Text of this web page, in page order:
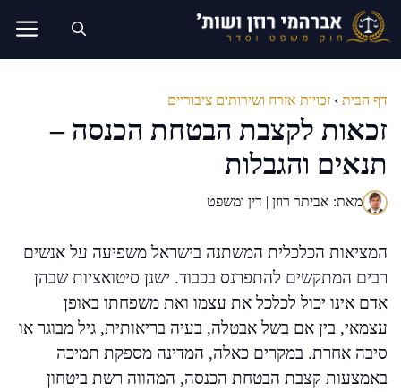
לדלג
לתוכן
דף הבית › זכויות אזרח ושירותים ציבוריים
זכאות לקצבת הבטחת הכנסה –
תנאים והגבלות
מאת: אביתר רוזן | דין ומשפט
המציאות הכלכלית המשתנה בישראל משפיעה על אנשים
רבים המתקשים להתפרנס בכבוד. ישנן סיטואציות שבהן
אדם אינו יכול לכלכל את עצמו ואת משפחתו באופן
עצמאי, בין אם בשל אבטלה, בעיה בריאותית, גיל מבוגר או
סיבה אחרת. במקרים כאלה, המדינה מספקת תמיכה
באמצעות קצבת הבטחת הכנסה, המהווה רשת ביטחון